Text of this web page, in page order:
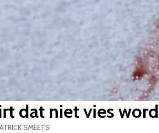
dat niet vies
SMEETS